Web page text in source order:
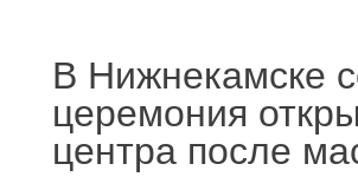
В Нижнекамске
церемония
центра после